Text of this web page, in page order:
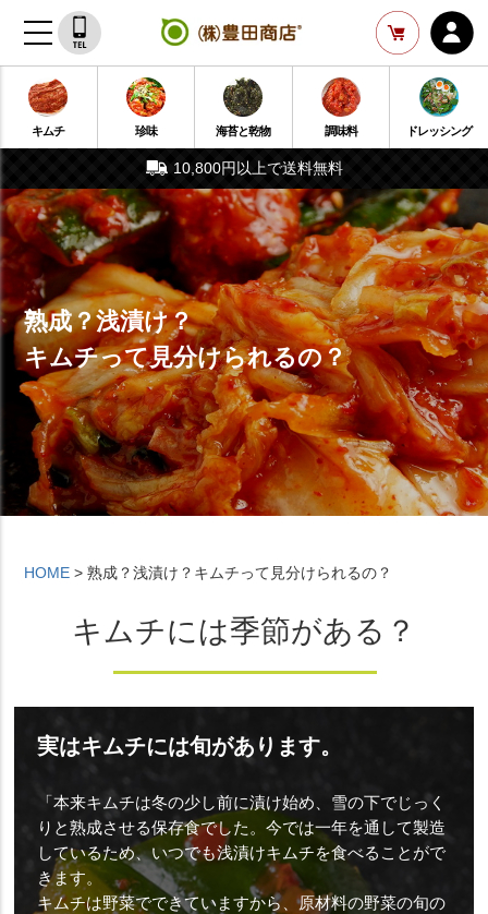
キムチ 珍味 海苔と乾物 調味料 ドレッシング
10,800円以上で送料無料
熟成？浅漬け？
キムチって見分けられるの？
HOME > 熟成？浅漬け？キムチって見分けられるの？
キムチには季節がある？
実はキムチには旬があります。
「本来キムチは冬の少し前に漬け始め、雪の下でじっく
りと熟成させる保存食でした。今では一年を通して製造
しているため、いつでも浅漬けキムチを食べることがで
きます。
キムチは野菜でできていますから、原材料の野菜の旬の